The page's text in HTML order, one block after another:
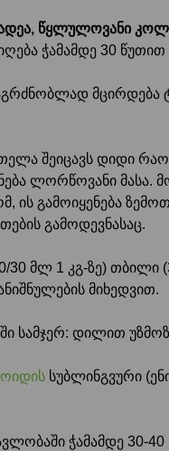
წყლულოვანი
ჭამამდე 30
მცირდება
შეიცავს დიდი
ლორწოვანი მასა.
ის გამოიყენება
გამოდევნასაც.
მლ 1 კგ-ზე) თბილი
მიხედვით.
სამჯერ: დილით
სუბლინგვური
ჭამამდე 30-